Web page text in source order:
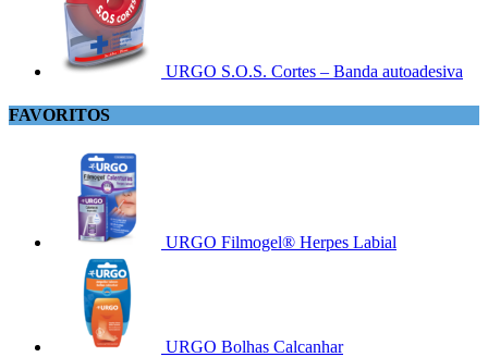
URGO S.O.S. Cortes – Banda autoadesiva
FAVORITOS
URGO Filmogel® Herpes Labial
URGO Bolhas Calcanhar